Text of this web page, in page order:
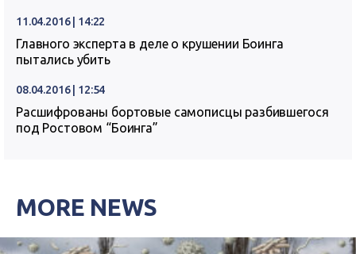
11.04.2016 | 14:22
Главного эксперта в деле о крушении Боинга
пытались убить
08.04.2016 | 12:54
Расшифрованы бортовые самописцы разбившегося
под Ростовом “Боинга”
MORE NEWS